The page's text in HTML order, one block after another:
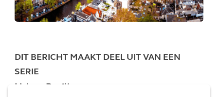
DIT BERICHT MAAKT DEEL UIT VAN EEN
SERIE